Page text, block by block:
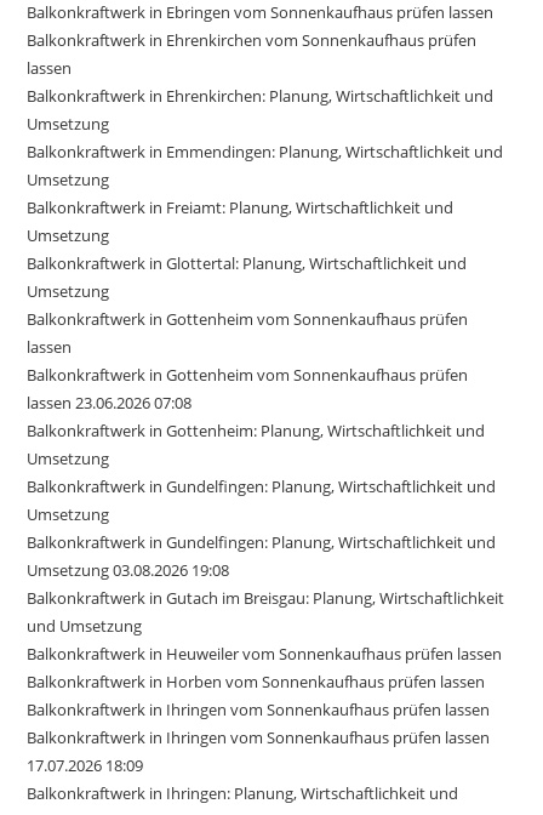
Balkonkraftwerk in Ebringen vom Sonnenkaufhaus prüfen lassen
Balkonkraftwerk in Ehrenkirchen vom Sonnenkaufhaus prüfen
lassen
Balkonkraftwerk in Ehrenkirchen: Planung, Wirtschaftlichkeit und
Umsetzung
Balkonkraftwerk in Emmendingen: Planung, Wirtschaftlichkeit und
Umsetzung
Balkonkraftwerk in Freiamt: Planung, Wirtschaftlichkeit und
Umsetzung
Balkonkraftwerk in Glottertal: Planung, Wirtschaftlichkeit und
Umsetzung
Balkonkraftwerk in Gottenheim vom Sonnenkaufhaus prüfen
lassen
Balkonkraftwerk in Gottenheim vom Sonnenkaufhaus prüfen
lassen 23.06.2026 07:08
Balkonkraftwerk in Gottenheim: Planung, Wirtschaftlichkeit und
Umsetzung
Balkonkraftwerk in Gundelfingen: Planung, Wirtschaftlichkeit und
Umsetzung
Balkonkraftwerk in Gundelfingen: Planung, Wirtschaftlichkeit und
Umsetzung 03.08.2026 19:08
Balkonkraftwerk in Gutach im Breisgau: Planung, Wirtschaftlichkeit
und Umsetzung
Balkonkraftwerk in Heuweiler vom Sonnenkaufhaus prüfen lassen
Balkonkraftwerk in Horben vom Sonnenkaufhaus prüfen lassen
Balkonkraftwerk in Ihringen vom Sonnenkaufhaus prüfen lassen
Balkonkraftwerk in Ihringen vom Sonnenkaufhaus prüfen lassen
17.07.2026 18:09
Balkonkraftwerk in Ihringen: Planung, Wirtschaftlichkeit und